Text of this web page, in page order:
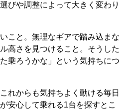
びや調整によって大きく変わり
こと。無理なギアで踏み込まな
高さを見つけること。そうした
乗ろうかな」という気持ちにつ
れからも気持ちよく動ける毎日
安心して乗れる1台を探すとこ